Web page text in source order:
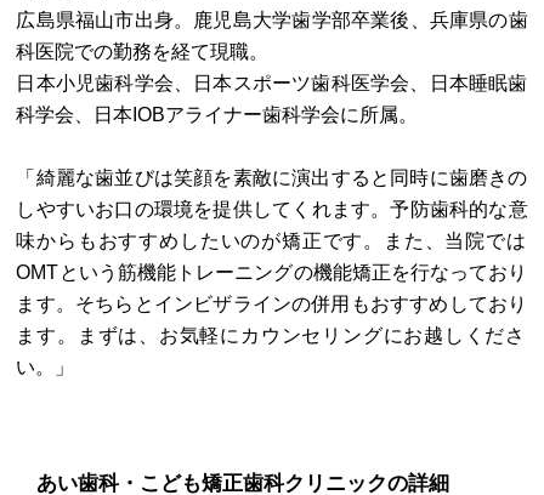
広島県福山市出身。鹿児島大学歯学部卒業後、兵庫県の歯
科医院での勤務を経て現職。
日本小児歯科学会、日本スポーツ歯科医学会、日本睡眠歯
科学会、日本IOBアライナー歯科学会に所属。
「綺麗な歯並びは笑顔を素敵に演出すると同時に歯磨きの
しやすいお口の環境を提供してくれます。予防歯科的な意
味からもおすすめしたいのが矯正です。また、当院では
OMTという筋機能トレーニングの機能矯正を行なっており
ます。そちらとインビザラインの併用もおすすめしており
ます。まずは、お気軽にカウンセリングにお越しくださ
い。」
あい歯科・こども矯正歯科クリニックの詳細